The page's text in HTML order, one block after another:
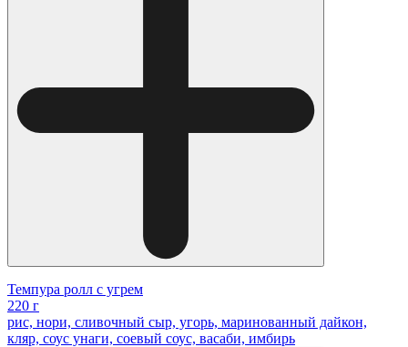
Темпура ролл с угрем
220 г
рис, нори, сливочный сыр, угорь, маринованный дайкон,
кляр, соус унаги, соевый соус, васаби, имбирь